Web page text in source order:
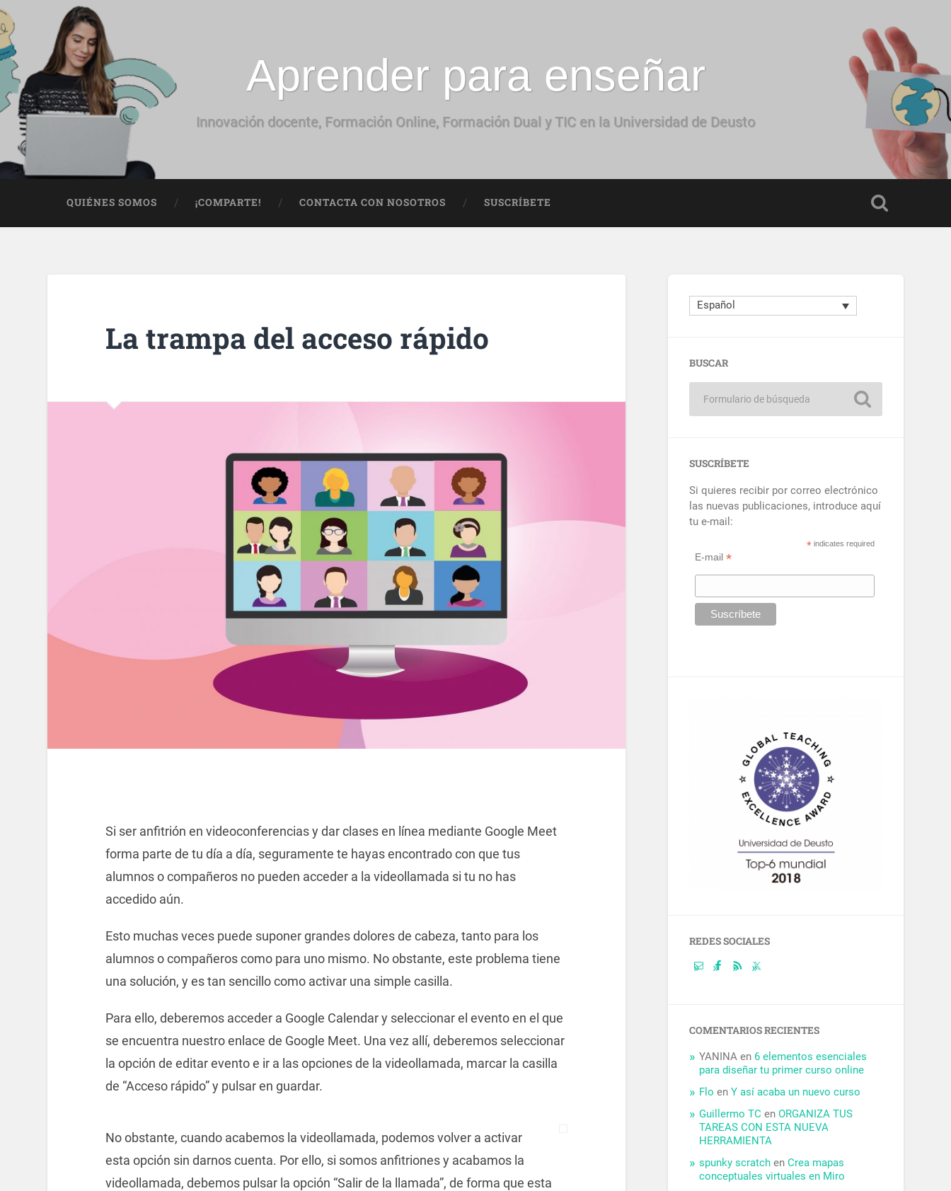
Aprender para enseñar
Innovación docente, Formación Online, Formación Dual y TIC en la Universidad de Deusto
QUIÉNES SOMOS ¡COMPARTE! CONTACTA CON NOSOTROS SUSCRÍBETE
La trampa del acceso rápido
Si ser anfitrión en videoconferencias y dar clases en línea mediante Google Meet
forma parte de tu día a día, seguramente te hayas encontrado con que tus
alumnos o compañeros no pueden acceder a la videollamada si tu no has
accedido aún.
Esto muchas veces puede suponer grandes dolores de cabeza, tanto para los
alumnos o compañeros como para uno mismo. No obstante, este problema tiene
una solución, y es tan sencillo como activar una simple casilla.
Para ello, deberemos acceder a Google Calendar y seleccionar el evento en el que
se encuentra nuestro enlace de Google Meet. Una vez allí, deberemos seleccionar
la opción de editar evento e ir a las opciones de la videollamada, marcar la casilla
de “Acceso rápido” y pulsar en guardar.
No obstante, cuando acabemos la videollamada, podemos volver a activar
esta opción sin darnos cuenta. Por ello, si somos anfitriones y acabamos la
videollamada, debemos pulsar la opción “Salir de la llamada”, de forma que esta
Español
BUSCAR
SUSCRÍBETE
Si quieres recibir por correo electrónico
las nuevas publicaciones, introduce aquí
tu e-mail:
* indicates required
E-mail*
REDES SOCIALES
COMENTARIOS RECIENTES
YANINA en 6 elementos esenciales
para diseñar tu primer curso online
Flo enY así acaba un nuevo curso
Guillermo TC enORGANIZA TUS
TAREAS CON ESTA NUEVA
HERRAMIENTA
spunky scratch enCrea mapas
conceptuales virtuales en Miro